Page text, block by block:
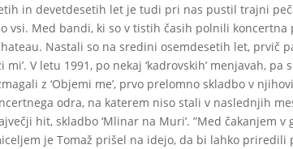
in devetdesetih let je tudi pri nas pustil trajni
vsi. Med bandi, ki so v tistih časih polnili
Nastali so na sredini osemdesetih let, prvič
mi’. V letu 1991, po nekaj ‘kadrovskih’ menjavah,
z ‘Objemi me’, prvo prelomno skladbo v
odra, na katerem niso stali v naslednjih
hit, skladbo ‘Mlinar na Muri’. ”Med čakanjem
je Tomaž prišel na idejo, da bi lahko priredili